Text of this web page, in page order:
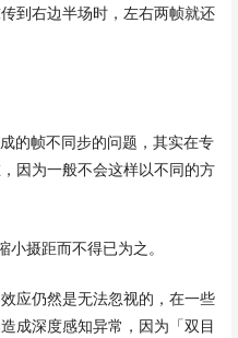
到右边半场时，左右两帧就还
的帧不同步的问题，其实在专
因为一般不会这样以不同的方
摄距而不得已为之。
应仍然是无法忽视的，在一些
成深度感知异常，因为「双目